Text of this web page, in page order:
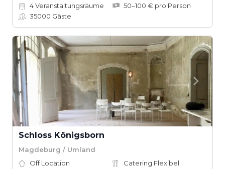
4Veranstaltungsräume
50–100 € pro Person
35000 Gäste
Schloss Königsborn
Magdeburg / Umland
Off Location
Catering Flexibel